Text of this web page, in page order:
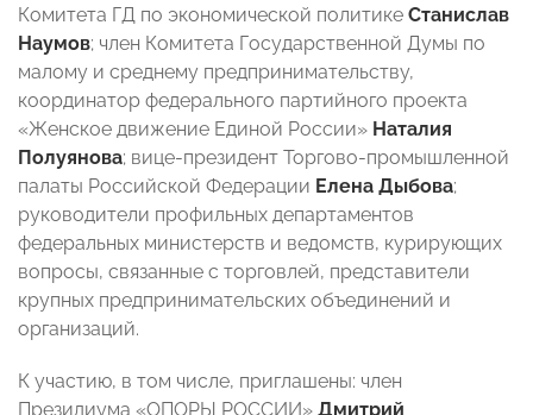
Комитета ГД по экономической политике Станислав
Наумов; член Комитета Государственной Думы по
малому и среднему предпринимательству,
координатор федерального партийного проекта
«Женское движение Единой России» Наталия
Полуянова; вице-президент Торгово-промышленной
палаты Российской Федерации Елена Дыбова;
руководители профильных департаментов
федеральных министерств и ведомств, курирующих
вопросы, связанные с торговлей, представители
крупных предпринимательских объединений и
организаций.
К участию, в том числе, приглашены: член
Президиума «ОПОРЫ РОССИИ» Дмитрий